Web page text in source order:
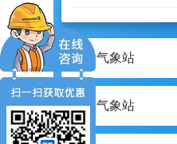
移动气象站
农业气象站